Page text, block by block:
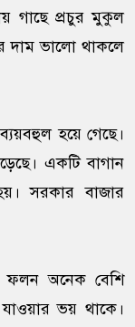
গাছে প্রচুর মুকুল
দাম ভালো থাকলে
হয়ে গেছে।
একটি বাগান
সরকার বাজার
ফলন অনেক বেশি
ভয় থাকে।